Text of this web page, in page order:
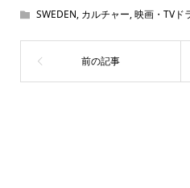
SWEDEN, カルチャー,映画・TVド